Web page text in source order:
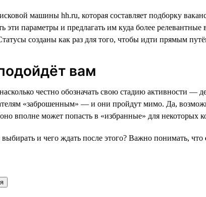
машины hh.ru, которая составляет подборку
эти параметры и предлагать им куда более
созданы как раз для того, чтобы идти прямым
вам
честно обозначать свою стадию активности
«заброшенным» — и они пройдут мимо. Да,
вполне может попасть в «избранные» для
выбирать и чего ждать после этого? Важно понимать, что